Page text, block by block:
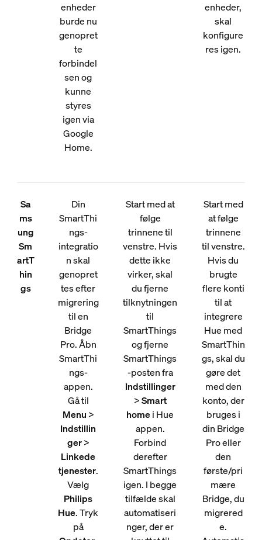
enheder
burde nu
genopret
te
forbindel
sen og
kunne
styres
igen via
Google
Home.
enheder,
skal
konfigure
res igen.
Sa
ms
ung
Sm
artT
hin
gs
Din
SmartThi
ngs-
integratio
n skal
genopret
tes efter
migrering
til en
Bridge
Pro. Åbn
SmartThi
ngs-
appen.
Gå til
Menu >
Indstillin
ger>
Linkede
tjenester.
Vælg
Philips
Hue. Tryk
på
Start med at
følge
trinnene til
venstre. Hvis
dette ikke
virker, skal
du fjerne
tilknytningen
til
SmartThings
og fjerne
SmartThings
-posten fra
Indstillinger
>Smart
homei Hue
appen.
Forbind
derefter
SmartThings
igen. I begge
tilfælde skal
automatiseri
nger, der er
Start med
at følge
trinnene
til venstre.
Hvis du
brugte
flere konti
til at
integrere
Hue med
SmartThin
gs, skal du
gøre det
med den
konto, der
bruges i
din Bridge
Pro eller
den
første/pri
mære
Bridge, du
migrered
e.